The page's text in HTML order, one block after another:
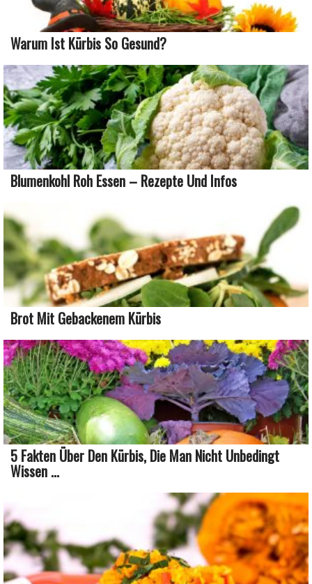
Warum Ist Kürbis So Gesund?
Blumenkohl Roh Essen – Rezepte Und Infos
Brot Mit Gebackenem Kürbis
5 Fakten Über Den Kürbis, Die Man Nicht Unbedingt
Wissen ...